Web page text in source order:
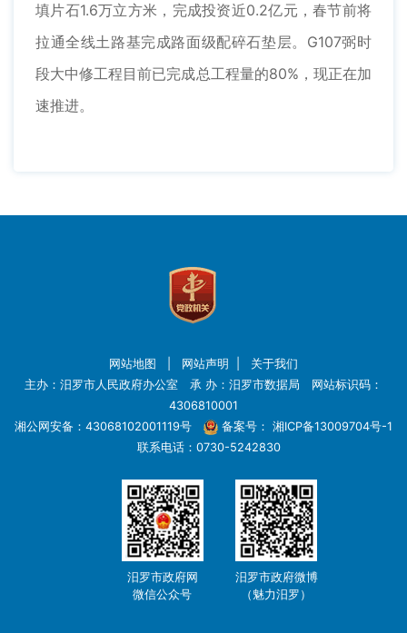
填片石1.6万立方米，完成投资近0.2亿元，春节前将
拉通全线土路基完成路面级配碎石垫层。G107弼时
段大中修工程目前已完成总工程量的80%，现正在加
速推进。
网站地图 网站声明
关于我们
主办：汨罗市人民政府办公室 承 办：汨罗市数据局 网站标识码：
4306810001
湘公网安备：43068102001119号
备案号： 湘ICP备13009704号-1
联系电话：0730-5242830
汨罗市政府网
微信公众号
汨罗市政府微博
（魅力汨罗）